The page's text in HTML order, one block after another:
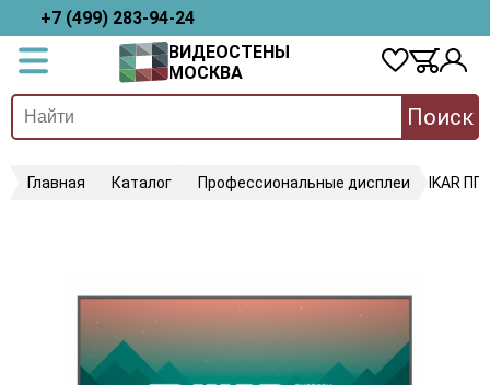
+7 (499) 283-94-24
ВИДЕОСТЕНЫ
МОСКВА
Поиск
Главная Каталог Профессиональные дисплеи IKAR